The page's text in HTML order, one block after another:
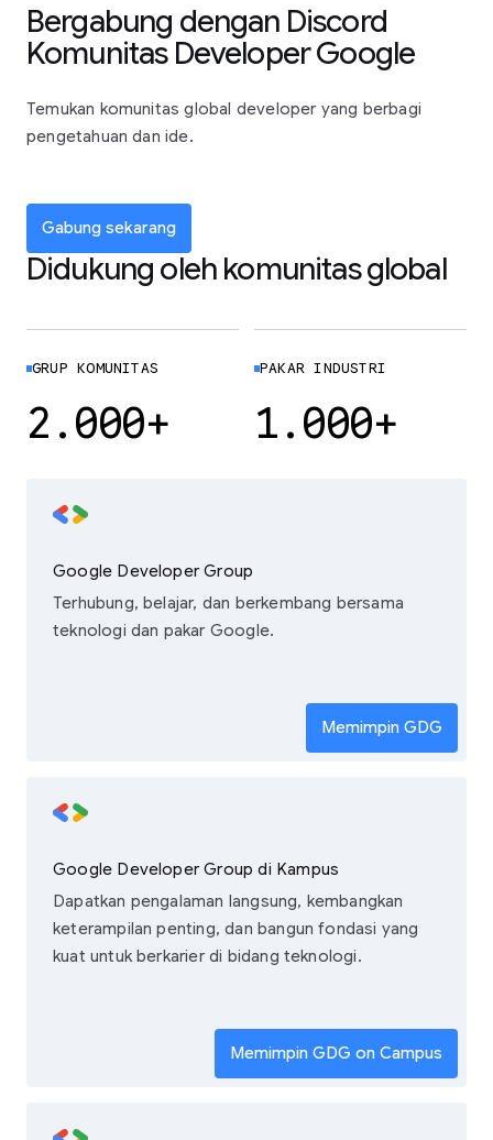
Bergabung dengan Discord
Komunitas Developer Google
Temukan komunitas global developer yang berbagi
pengetahuan dan ide.
Gabung sekarang
Didukung oleh komunitas global
GRUP KOMUNITAS
2.000+
PAKAR INDUSTRI
1.000+
Google Developer Group
Terhubung, belajar, dan berkembang bersama
teknologi dan pakar Google.
Memimpin GDG
Google Developer Group di Kampus
Dapatkan pengalaman langsung, kembangkan
keterampilan penting, dan bangun fondasi yang
kuat untuk berkarier di bidang teknologi.
Memimpin GDG on Campus